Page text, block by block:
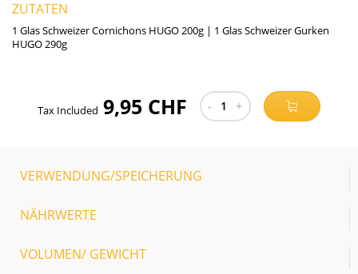
ZUTATEN
1 Glas Schweizer Cornichons HUGO 200g | 1 Glas Schweizer Gurken
HUGO 290g
Tax Included 9,95 CHF - 1 +
VERWENDUNG/SPEICHERUNG
NÄHRWERTE
VOLUMEN/ GEWICHT